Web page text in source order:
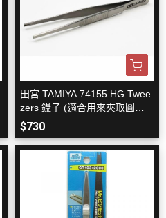
田宮 TAMIYA 74155 HG Twee
zers 鑷子 (適合用來夾取圓管
或圓珠)
$730